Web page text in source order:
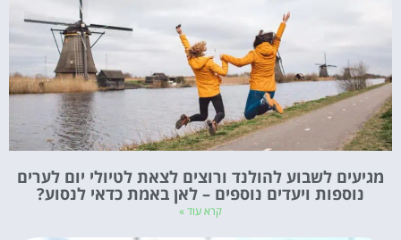
מגיעים לשבוע להולנד ורוצים לצאת לטיולי יום לערים
נוספות ויעדים נוספים – לאן באמת כדאי לנסוע?
קרא עוד »